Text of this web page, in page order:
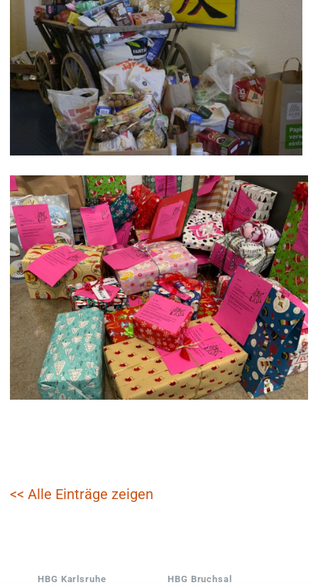
<< Alle Einträge zeigen
HBG Karlsruhe HBG Bruchsal